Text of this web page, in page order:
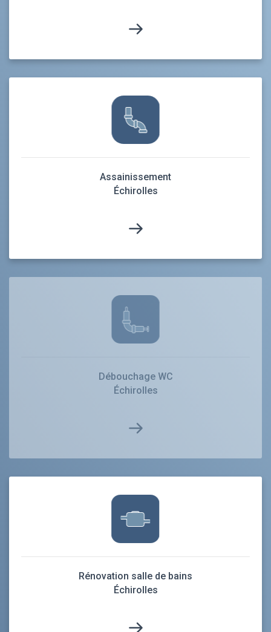
Assainissement
Échirolles
Débouchage WC
Échirolles
Rénovation salle de bains
Échirolles